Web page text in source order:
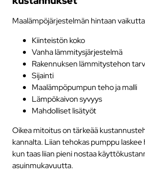
Maalämpöjärjestelmän hintaan
Kiinteistön koko
Vanha lämmitysjärjestelmä
Rakennuksen lämmitystehon
Sijainti
Maalämpöpumpun teho ja malli
Lämpökaivon syvyys
Mahdolliset lisätyöt
Oikea mitoitus on tärkeää
kannalta. Liian tehokas pumppu
kun taas liian pieni nostaa
asuinmukavuutta.